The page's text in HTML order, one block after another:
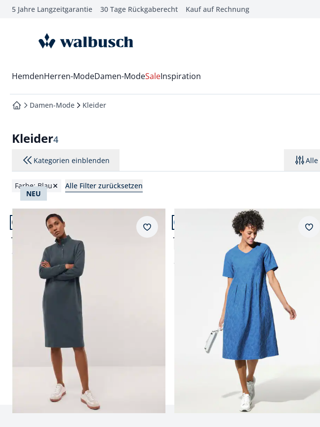
springen
springen
springen
5 Jahre Langzeitgarantie 30 Tage Rückgaberecht Kauf auf Rechnung
zur Startseite
Wechsel in das Menü mit Pfeil-Runter Taste
HemdenHerren-ModeDamen-ModeSaleInspiration
zur Startseite
Damen-Mode Kleider
KleiderErgebnisse
4
Kategorien einblenden Alle
Farbe: Blau Alle Filter zurücksetzen
Artikel 1 von 4.
NEU
Jerseykleid mit Druckknöpfen
ab
€ 129,99
Merkzettel
Artikel 2 von 4.
4,4 (21)
ab
Seite 1 geladen. Zeige Produkte 1 bis 4 von 4.